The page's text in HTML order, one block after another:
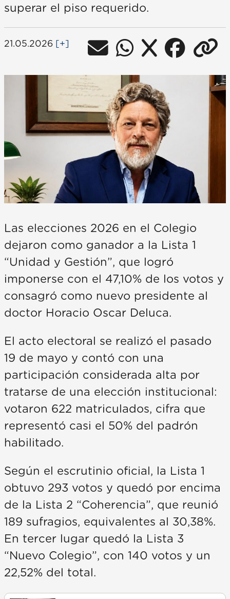
superar el piso requerido.
21.05.2026 [+]
Las elecciones 2026 en el Colegio
dejaron como ganador a la Lista 1
“Unidad y Gestión”, que logró
imponerse con el 47,10% de los votos y
consagró como nuevo presidente al
doctor Horacio Oscar Deluca.
El acto electoral se realizó el pasado
19 de mayo y contó con una
participación considerada alta por
tratarse de una elección institucional:
votaron 622 matriculados, cifra que
representó casi el 50% del padrón
habilitado.
Según el escrutinio oficial, la Lista 1
obtuvo 293 votos y quedó por encima
de la Lista 2 “Coherencia”, que reunió
189 sufragios, equivalentes al 30,38%.
En tercer lugar quedó la Lista 3
“Nuevo Colegio”, con 140 votos y un
22,52% del total.